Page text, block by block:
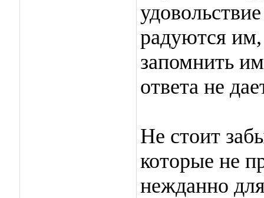
радуются им,
запомнить
ответа не
Не стоит
которые не
нежданно